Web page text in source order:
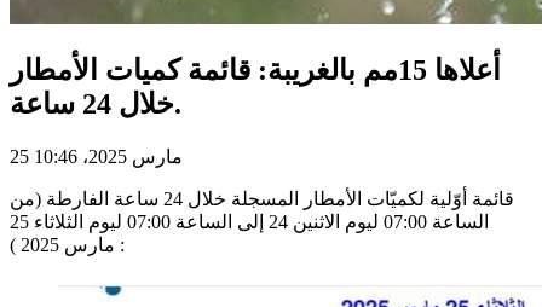
أعلاها 15مم بالغريبة: قائمة كميات الأمطار
خلال 24 ساعة.
25 مارس 2025، 10:46
قائمة أوّلية لكميّات الأمطار المسجلة خلال 24 ساعة الفارطة (من
الساعة 07:00 ليوم الاثنين 24 إلى الساعة 07:00 ليوم الثلاثاء 25
مارس 2025 ) :